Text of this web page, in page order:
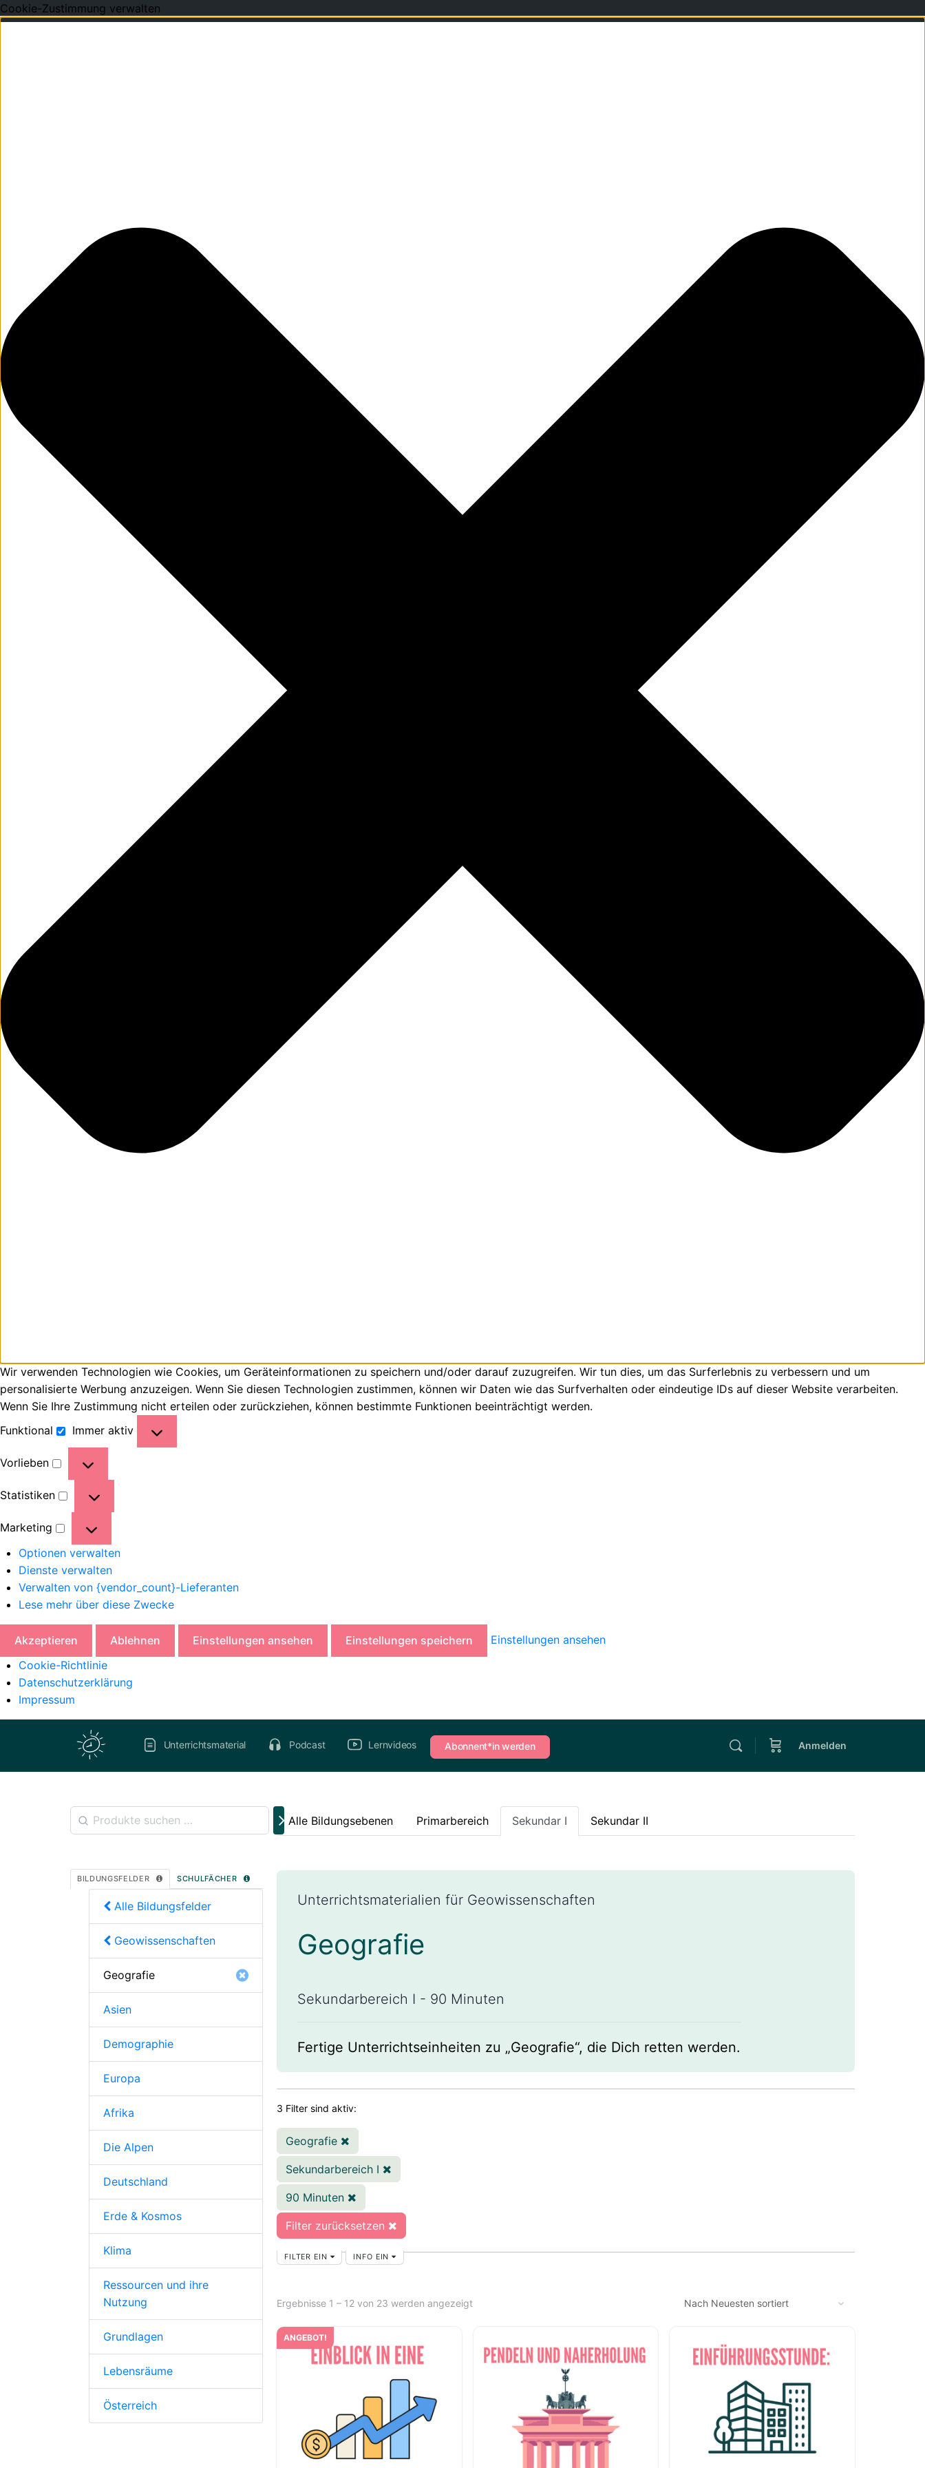
Cookie-Zustimmung verwalten
Wir verwenden Technologien wie Cookies, um Geräteinformationen zu speichern und/oder darauf zuzugreifen. Wir tun dies, um das Surferlebnis zu verbessern und um
personalisierte Werbung anzuzeigen. Wenn Sie diesen Technologien zustimmen, können wir Daten wie das Surfverhalten oder eindeutige IDs auf dieser Website verarbeiten.
Wenn Sie Ihre Zustimmung nicht erteilen oder zurückziehen, können bestimmte Funktionen beeinträchtigt werden.
Funktional
Immer aktiv
Vorlieben
Statistiken
Marketing
Optionen verwalten
Dienste verwalten
Verwalten von {vendor_count}-Lieferanten
Lese mehr über diese Zwecke
Akzeptieren Ablehnen Einstellungen ansehen Einstellungen speichern
Einstellungen ansehen
Cookie-Richtlinie
Datenschutzerklärung
Impressum
Unterrichtsmaterial Podcast Lernvideos Abonnent*in werden Anmelden
Alle Bildungsebenen Primarbereich Sekundar I Sekundar II
Unterrichtsmaterialien für Geowissenschaften
Geografie
Sekundarbereich I - 90 Minuten
Fertige Unterrichtseinheiten zu „Geografie“, die Dich retten werden.
3 Filter sind aktiv:
Geografie
Sekundarbereich I
90 Minuten
Filter zurücksetzen
FILTER EIN INFO EIN
Ergebnisse 1 – 12 von 23 werden angezeigt
ANGEBOT!
BILDUNGSFELDER SCHULFÄCHER
Alle Bildungsfelder
Geowissenschaften
Geografie
Asien
Demographie
Europa
Afrika
Die Alpen
Deutschland
Erde & Kosmos
Klima
Ressourcen und ihre
Nutzung
Grundlagen
Lebensräume
Österreich